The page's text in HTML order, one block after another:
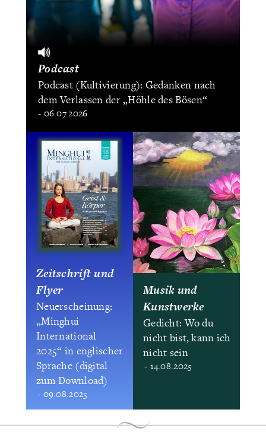
Podcast
Podcast (Kultivierung): Gedanken nach
dem Verlassen der „Höhle des Bösen“
- 06.07.2026
Zeitschrift und
Flyer
Neuerscheinung:
„Minghui
International
2025“ in englischer
Sprache (digital
zum Download)
- 09.08.2025
Musik und
Kunstwerke
Gedicht: Wo du
nicht bist, kann ich
nicht sein
- 14.08.2025